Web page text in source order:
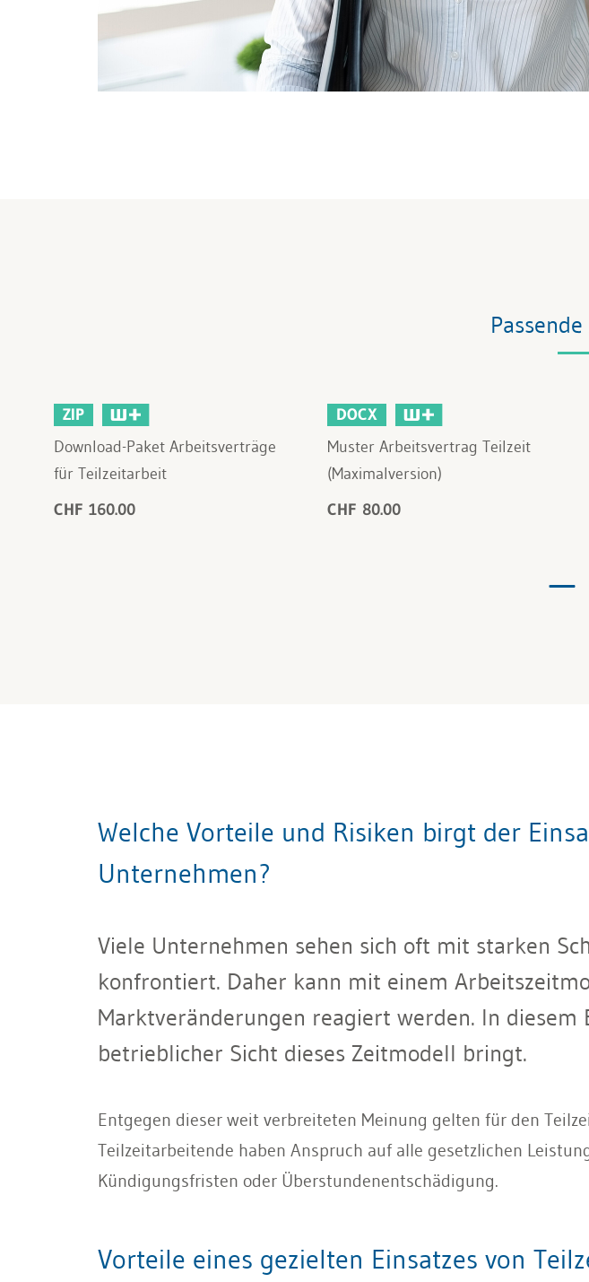
ZIP
Download-Paket Arbeitsverträge
für Teilzeitarbeit
CHF 160.00
DOCX
Muster Arbeitsvertrag Teilzeit
(Maximalversion)
CHF 80.00
Welche Vorteile und Risiken birgt der
Unternehmen?
Viele Unternehmen sehen sich oft mit starken
konfrontiert. Daher kann mit einem
Marktveränderungen reagiert werden. In
betrieblicher Sicht dieses Zeitmodell bringt.
Entgegen dieser weit verbreiteten Meinung gelten für den
Teilzeitarbeitende haben Anspruch auf alle gesetzlichen
Kündigungsfristen oder Überstundenentschädigung.
Vorteile eines gezielten Einsatzes von